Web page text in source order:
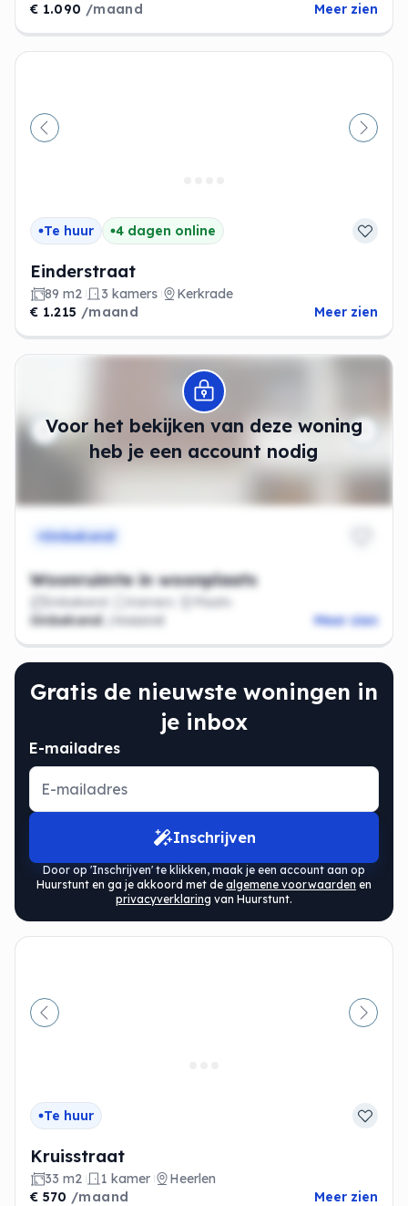
€ 1.090 /maand Meer zien
Vorige
Te huur 4 dagen online
Einderstraat
89 m2 3 kamers
Kerkrade
€ 1.215 /maand Meer zien
Voor het bekijken van deze woning
heb je een account nodig
Modal openen
Onbekend
Woonruimte in woonplaats
Onbekend Kamers
Plaats
Onbekend
/maand Meer zien
Gratis de nieuwste woningen in
je inbox
E-mailadres
Inschrijven
Door op 'Inschrijven' te klikken, maak je een account aan op
Huurstunt en ga je akkoord met de algemene voorwaarden en
privacyverklaring van Huurstunt.
Vorige
Te huur
Kruisstraat
33 m2 1 kamer
Heerlen
€ 570 /maand Meer zien